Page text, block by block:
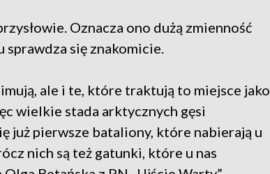
Oznacza ono dużą zmienność
się znakomicie.
ale i te, które traktują to miejsce jako
wielkie stada arktycznych gęsi
już pierwsze bataliony, które nabierają u
nich są też gatunki, które u nas